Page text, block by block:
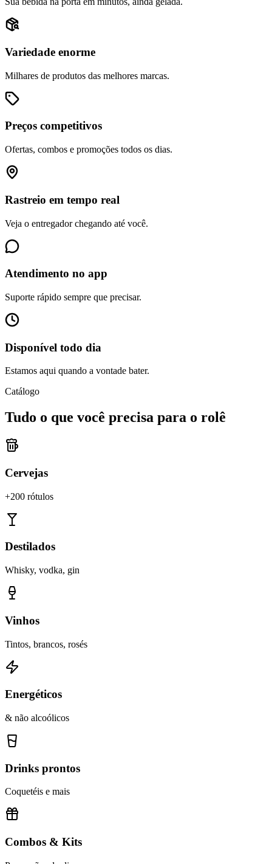
Variedade enorme
Milhares de produtos das melhores marcas.
Preços competitivos
Ofertas, combos e promoções todos os dias.
Rastreio em tempo real
Veja o entregador chegando até você.
Atendimento no app
Suporte rápido sempre que precisar.
Disponível todo dia
Estamos aqui quando a vontade bater.
Catálogo
Tudo o que você precisa para o rolê
Cervejas
+200 rótulos
Destilados
Whisky, vodka, gin
Vinhos
Tintos, brancos, rosés
Energéticos
& não alcoólicos
Drinks prontos
Coquetéis e mais
Combos & Kits